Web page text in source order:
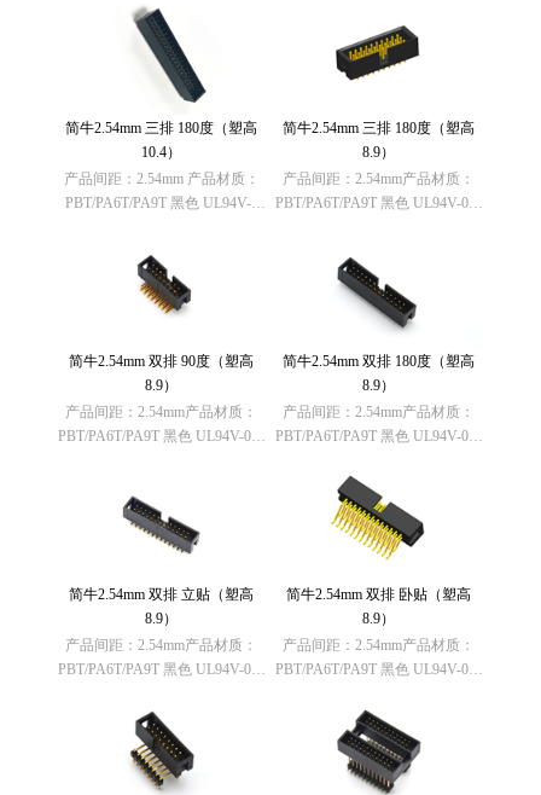
简牛2.54mm 三排 180度（塑高
10.4）
产品间距：2.54mm 产品材质：
PBT/PA6T/PA9T 黑色 UL94V-0
（2011/65/EU）要求 欧盟
REACH法规： 不含有REACH
SVHC(1907……
简牛2.54mm 三排 180度（塑高
8.9）
产品间距：2.54mm产品材质：
PBT/PA6T/PA9T 黑色 UL94V-0欧
法规： 不含有REACH
SVHC(1907/2006/……
简牛2.54mm 双排 90度（塑高
8.9）
产品间距：2.54mm产品材质：
PBT/PA6T/PA9T 黑色 UL94V-0欧
法规： 不含有REACH
SVHC(1907/2006/……
简牛2.54mm 双排 180度（塑高
8.9）
产品间距：2.54mm产品材质：
PBT/PA6T/PA9T 黑色 UL94V-0欧
（2011/65/EU）要求欧盟REACH
法规： 不含有REACH
SVHC(1907/2006/……
简牛2.54mm 双排 立贴（塑高
8.9）
产品间距：2.54mm产品材质：
PBT/PA6T/PA9T 黑色 UL94V-0欧
（2011/65/EU）要求欧盟REACH
法规： 不含有REACH
SVHC(1907/2006/……
简牛2.54mm 双排 卧贴（塑高
8.9）
产品间距：2.54mm产品材质：
PBT/PA6T/PA9T 黑色 UL94V-0欧
（2011/65/EU）要求欧盟REACH
法规： 不含有REACH
SVHC(1907/2006/……